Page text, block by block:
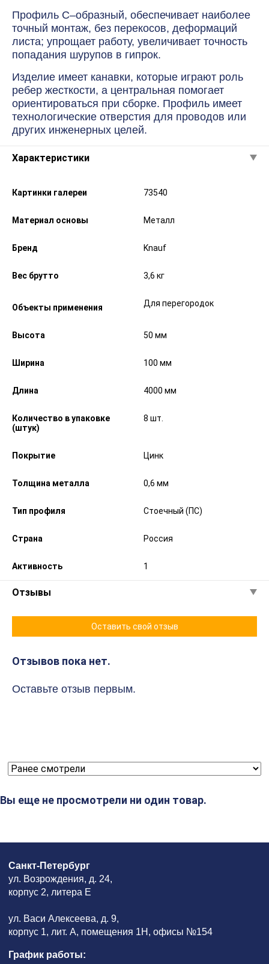
Профиль C–образный, обеспечивает наиболее
точный монтаж, без перекосов, деформаций
листа; упрощает работу, увеличивает точность
попадания шурупов в гипрок.
Изделие имеет канавки, которые играют роль
ребер жесткости, а центральная помогает
ориентироваться при сборке. Профиль имеет
технологические отверстия для проводов или
других инженерных целей.
Характеристики
Картинки галереи 73540
Материал основы Металл
Бренд Knauf
Вес брутто 3,6 кг
Объекты применения Для перегородок
Высота 50 мм
Ширина 100 мм
Длина 4000 мм
Количество в упаковке
(штук)
8 шт.
Покрытие Цинк
Толщина металла 0,6 мм
Тип профиля Стоечный (ПС)
Страна Россия
Активность 1
Отзывы
Оставить свой отзыв
Отзывов пока нет.
Оставьте отзыв первым.
Вы еще не просмотрели ни один товар.
Санкт-Петербург
ул. Возрождения, д. 24,
корпус 2, литера Е
ул. Васи Алексеева, д. 9,
корпус 1, лит. А, помещения 1H, офисы №154
График работы: